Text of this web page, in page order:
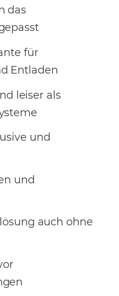
das
für
Entladen
leiser als
und
und
auch ohne